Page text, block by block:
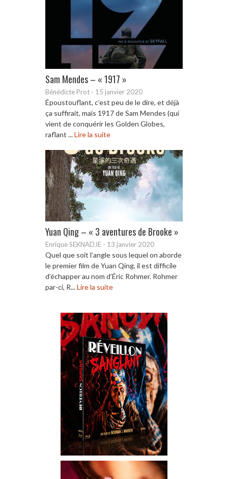
Sam Mendes – « 1917 »
Bénédicte Prot - 15 janvier 2020
Époustouflant, c’est peu de le dire, et déjà
ça suffirait, mais 1917 de Sam Mendes (qui
vient de conquérir les Golden Globes,
raflant ...Lire la suite
Yuan Qing – « 3 aventures de Brooke »
Enrique SEKNADJE - 13 janvier 2020
Quel que soit l’angle sous lequel on aborde
le premier film de Yuan Qing, il est difficile
d’échapper au nom d’Éric Rohmer. Rohmer
par-ci, R...Lire la suite